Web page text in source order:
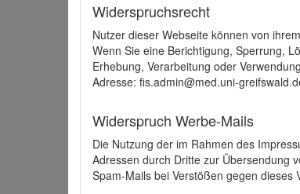
Widerspruchsrecht
Nutzer dieser Webseite können von
Wenn Sie eine Berichtigung, Sperrung,
Erhebung, Verarbeitung oder
Adresse: fis.admin@med.uni-
Widerspruch Werbe-Mails
Die Nutzung der im Rahmen des
Adressen durch Dritte zur Übersendung
Spam-Mails bei Verstößen gegen dieses